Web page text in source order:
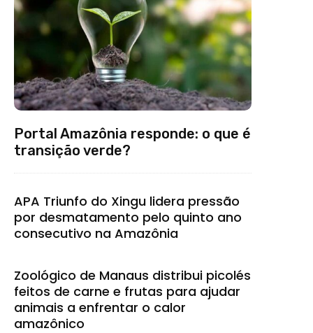
Portal Amazônia responde: o que é
transição verde?
APA Triunfo do Xingu lidera pressão
por desmatamento pelo quinto ano
consecutivo na Amazônia
Zoológico de Manaus distribui picolés
feitos de carne e frutas para ajudar
animais a enfrentar o calor
amazônico